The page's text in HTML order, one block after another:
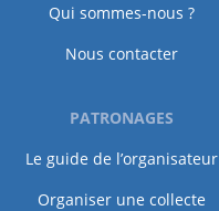
Qui sommes-nous ?
Nous contacter
PATRONAGES
Le guide de l’organisateur
Organiser une collecte